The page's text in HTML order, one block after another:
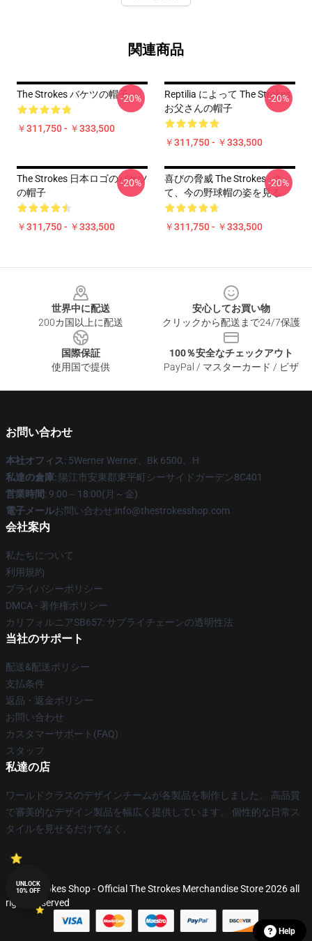
関連商品
The Strokes バケツの帽子
￥311,750 - ￥333,500
-20%
Reptilia によって The Strokes
お父さんの帽子
￥311,750 - ￥333,500
-20%
The Strokes 日本ロゴのバケツ
の帽子
￥311,750 - ￥333,500
-20%
喜びの脅威 The Strokes - さ
て、今の野球帽の姿を見る
￥311,750 - ￥333,500
-20%
世界中に配送
200カ国以上に配送
安心してお買い物
クリックから配送まで24/7保護
国際保証
使用国で提供
100％安全なチェックアウト
PayPal / マスターカード / ビザ
お問い合わせ
本社オフィス: 5Werner Werner、Bk 6500、H
私達の倉庫: 陽江市安東郡東平町シーサイドガーデン8C401
営業時間: 9:00～18:00(月～金)
電子メールお問い合わせ:info@thestrokesshop.com
会社案内
私たちについて
利用規約
プライバシーポリシー
DMCA - 著作権ポリシー
カリフォルニアSB657: サプライチェーンの透明性法
当社のサポート
配送&配送ポリシー
支払条件
返品・返金ポリシー
お問い合わせ
カスタマーサポート(FAQ)
スタッフ
私達の店
ワールドクラスのデザインチームが各製品を制作しました。 高品質
で審美的なデザイン製品を幅広く提供しています。 個性的な日常ス
タイルを見せるだけでなく、
© The Strokes Shop - Official The Strokes Merchandise Store 2026 all
rights reserved
Help
UNLOCK
10% OFF